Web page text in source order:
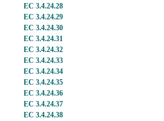
EC 3.4.24.28
EC 3.4.24.29
EC 3.4.24.30
EC 3.4.24.31
EC 3.4.24.32
EC 3.4.24.33
EC 3.4.24.34
EC 3.4.24.35
EC 3.4.24.36
EC 3.4.24.37
EC 3.4.24.38